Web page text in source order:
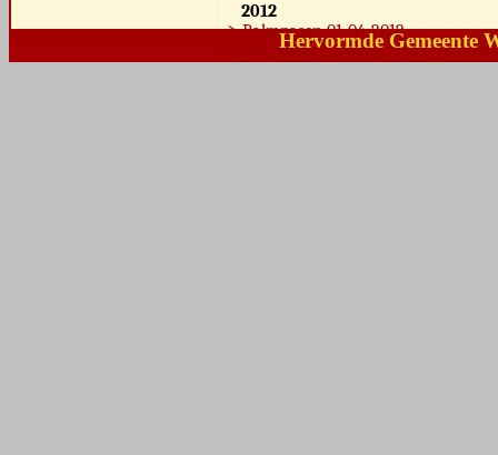
2012
˃Palmpasen 01-04-2012
Doopdienst Tjalling Klaas
Hervormde